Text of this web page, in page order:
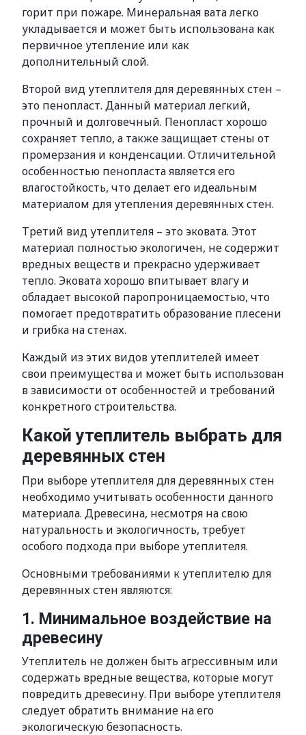
горит при пожаре. Минеральная вата легко
укладывается и может быть использована как
первичное утепление или как
дополнительный слой.
Второй вид утеплителя для деревянных стен –
это пенопласт. Данный материал легкий,
прочный и долговечный. Пенопласт хорошо
сохраняет тепло, а также защищает стены от
промерзания и конденсации. Отличительной
особенностью пенопласта является его
влагостойкость, что делает его идеальным
материалом для утепления деревянных стен.
Третий вид утеплителя – это эковата. Этот
материал полностью экологичен, не содержит
вредных веществ и прекрасно удерживает
тепло. Эковата хорошо впитывает влагу и
обладает высокой паропроницаемостью, что
помогает предотвратить образование плесени
и грибка на стенах.
Каждый из этих видов утеплителей имеет
свои преимущества и может быть использован
в зависимости от особенностей и требований
конкретного строительства.
Какой утеплитель выбрать для
деревянных стен
При выборе утеплителя для деревянных стен
необходимо учитывать особенности данного
материала. Древесина, несмотря на свою
натуральность и экологичность, требует
особого подхода при выборе утеплителя.
Основными требованиями к утеплителю для
деревянных стен являются:
1. Минимальное воздействие на
древесину
Утеплитель не должен быть агрессивным или
содержать вредные вещества, которые могут
повредить древесину. При выборе утеплителя
следует обратить внимание на его
экологическую безопасность.